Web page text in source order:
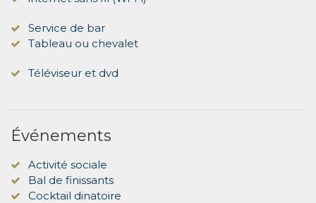
Service de bar
Tableau ou chevalet
Téléviseur et dvd
Événements
Activité sociale
Bal de finissants
Cocktail dinatoire